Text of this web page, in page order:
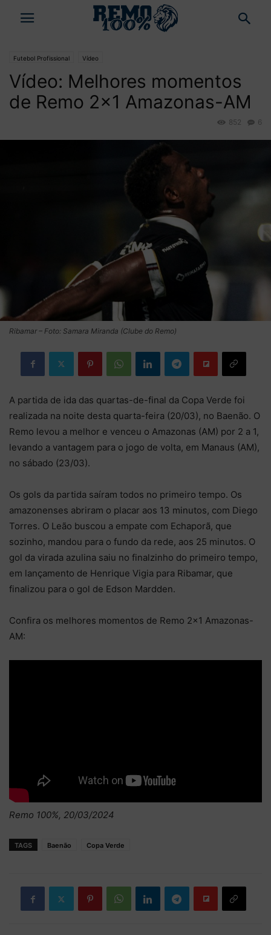
Futebol Profissional Vídeo
Vídeo: Melhores momentos
de Remo 2×1 Amazonas-AM
6
852
Ribamar – Foto: Samara Miranda (Clube do Remo)
A partida de ida das quartas-de-final da Copa Verde foi
realizada na noite desta quarta-feira (20/03), no Baenão. O
Remo levou a melhor e venceu o Amazonas (AM) por 2 a 1,
levando a vantagem para o jogo de volta, em Manaus (AM),
no sábado (23/03).
Os gols da partida saíram todos no primeiro tempo. Os
amazonenses abriram o placar aos 13 minutos, com Diego
Torres. O Leão buscou a empate com Echaporã, que
sozinho, mandou para o fundo da rede, aos 25 minutos. O
gol da virada azulina saiu no finalzinho do primeiro tempo,
em lançamento de Henrique Vigia para Ribamar, que
finalizou para o gol de Edson Mardden.
Confira os melhores momentos de Remo 2×1 Amazonas-
AM:
Remo 100%, 20/03/2024
TAGS Baenão Copa Verde